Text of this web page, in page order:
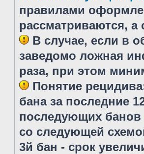
правилами
рассматриваются, а
В случае, если в
заведомо ложная
раза, при этом
Понятие
бана за последние
последующих банов
со следующей
3й бан - срок